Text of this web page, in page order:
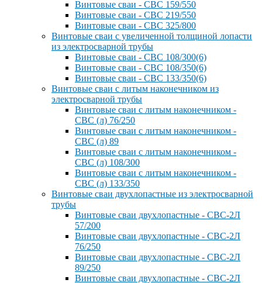
Винтовые сваи - СВС 159/550
Винтовые сваи - СВС 219/550
Винтовые сваи - СВС 325/800
Винтовые сваи с увеличенной толщиной лопасти
из электросварной трубы
Винтовые сваи - СВС 108/300(6)
Винтовые сваи - СВС 108/350(6)
Винтовые сваи - СВС 133/350(6)
Винтовые сваи с литым наконечником из
электросварной трубы
Винтовые сваи с литым наконечником -
СВС (л) 76/250
Винтовые сваи с литым наконечником -
СВС (л) 89
Винтовые сваи с литым наконечником -
СВС (л) 108/300
Винтовые сваи с литым наконечником -
СВС (л) 133/350
Винтовые сваи двухлопастные из электросварной
трубы
Винтовые сваи двухлопастные - СВС-2Л
57/200
Винтовые сваи двухлопастные - СВС-2Л
76/250
Винтовые сваи двухлопастные - СВС-2Л
89/250
Винтовые сваи двухлопастные - СВС-2Л